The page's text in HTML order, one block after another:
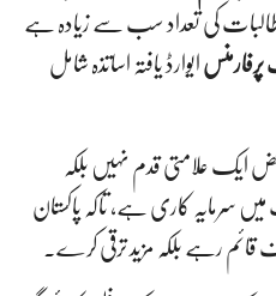
طالبات کی تعداد سب سے زیادہ ہے
پرفارمنس ایوارڈ یافتہ اساتذہ شامل
ایک علامتی قدم نہیں بلکہ
میں سرمایہ کاری ہے، تاکہ پاکستان
قائم رہے بلکہ مزید ترقی کرے۔